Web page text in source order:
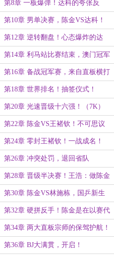
（5K）
第8章 一板爆弹！达科的夸张反
手！
第10章 男单决赛，陈金VS达科！
第12章 逆转翻盘！心态爆炸的达
科！
第14章 利马站比赛结束，澳门冠军
赛开启（7K）
第16章 备战冠军赛，来自直板横打
宗师的亲自指点！（7K）
第18章 世界排名！抽签仪式！
第20章 光速晋级十六强！（7K）
第22章 陈金VS王褚钦！不可思议
的反手侧切！（7K）
第24章 零封王褚钦！一战成名！
第26章 冲突处罚，退回省队
第28章 晋级半决赛！王浩：做陈金
的场外指导，兴许我能多活几年
（6K）
第30章 陈金VS林施栋，国乒新生
代的最强对决！（6K）
第32章 硬拼反手！陈金是在以赛代
练？
第34章 两大直板宗师的保驾护航！
（6K）
第36章 BJ大满贯，开启！